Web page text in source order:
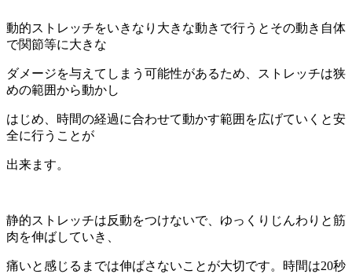
動的ストレッチをいきなり大きな動きで行うとその動き自体
で関節等に大きな
ダメージを与えてしまう 可能性があるため、ストレッチは狭
めの範囲から動かし
はじめ、時間の経過に合わせて動かす範囲を広げていくと安
全に行うことが
出来ます。
静的ストレッチは反動をつけないで、ゆっくりじんわりと筋
肉を伸ばしていき、
痛いと感じるまでは伸ばさないことが大切です。時間は20秒